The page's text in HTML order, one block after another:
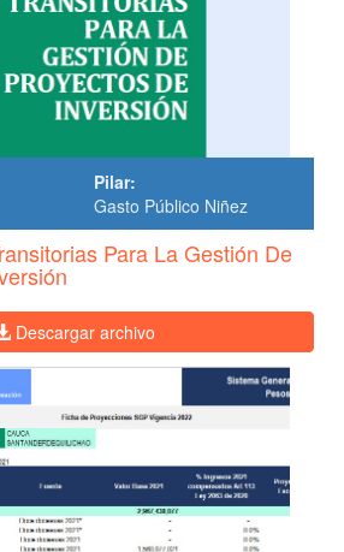
Pilar:
Gasto Público Niñez
Para La Gestión De
Descargar archivo